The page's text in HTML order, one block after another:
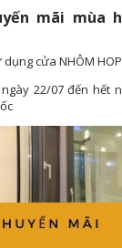
mãi mùa
cửa NHÔM
22/07 đến hết